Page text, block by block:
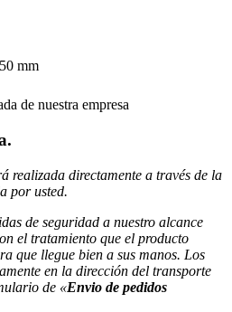
mm
de nuestra empresa
.
realizada directamente a través de la
por usted.
de seguridad a nuestro alcance
el tratamiento que el producto
que llegue bien a sus manos. Los
en la dirección del transporte
de «Envio de pedidos